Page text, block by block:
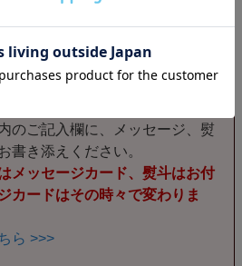
斗について
対応をご希望の場合は、ご注文の
のご記入欄に、メッセージ、熨
書き添えください。
メッセージカード、熨斗はお付
カードはその時々で変わりま
ら >>>